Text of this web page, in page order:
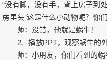
“没有脚，没有手，背上房子到
房里头”这是什么小动物呢？你
师：没错，他就是蜗牛！
2、播放PPT，观察蜗牛的外
师：小朋友，你们看到的蜗